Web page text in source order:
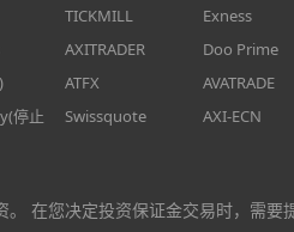
TICKMILL
Exness
AXITRADER
Doo Prime
ATFX
AVATRADE
停止
Swissquote AXI-ECN
在您决定投资保证金交易时，需要